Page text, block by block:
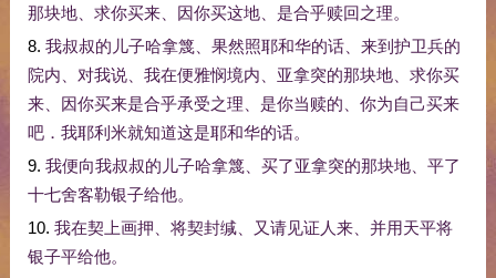
那块地、 求你买来、 因你买这地、 是合乎赎回之理。
8. 我叔叔的 儿子哈拿篾 果然照耶和华的话、 来到 护卫兵的
院内
对我说、 我在便雅悯境内 亚拿突的那块地、 求你买
来、 因你买来是合乎承受之理 是你当赎的 你为自己买来
吧． 我耶利米就知道这是耶和华的话。
9. 我便向我叔叔的 儿子哈拿篾 买了亚拿突的那块地、 平了
十七舍客勒银子给他。
10. 我在契 上画押 将契封缄、 又请见证人来、 并用天平将
银子平给他。